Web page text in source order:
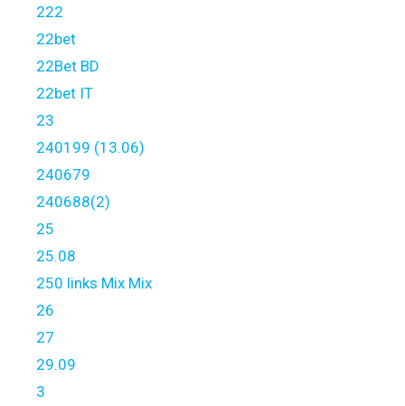
222
22bet
22Bet BD
22bet IT
23
240199 (13.06)
240679
240688(2)
25
25.08
250 links Mix Mix
26
27
29.09
3